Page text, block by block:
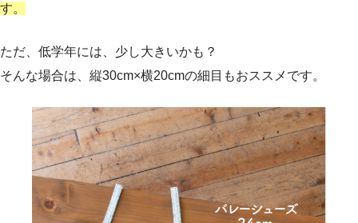
す。
ただ、低学年には、少し大きいかも？
そんな場合は、縦30cm×横20cmの細目もおススメです。